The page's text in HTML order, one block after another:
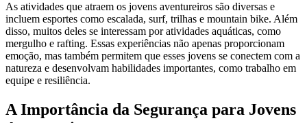
As atividades que atraem os jovens aventureiros são diversas e
incluem esportes como escalada, surf, trilhas e mountain bike. Além
disso, muitos deles se interessam por atividades aquáticas, como
mergulho e rafting. Essas experiências não apenas proporcionam
emoção, mas também permitem que esses jovens se conectem com a
natureza e desenvolvam habilidades importantes, como trabalho em
equipe e resiliência.
A Importância da Segurança para Jovens